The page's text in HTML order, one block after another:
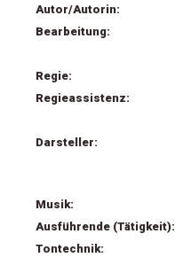
Autor/Autorin:
Bearbeitung:
Regie:
Regieassistenz:
Darsteller:
Musik:
Ausführende (Tätigkeit):
Tontechnik: